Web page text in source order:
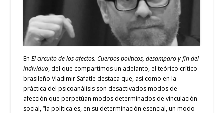
EnEl circuito de los afectos. Cuerpos políticos, desamparo y fin del
individuo, del que compartimos un adelanto, el teórico crítico
brasileño Vladimir Safatle destaca que, así como en la
práctica del psicoanálisis son desactivados modos de
afección que perpetúan modos determinados de vinculación
social, “la política es, en su determinación esencial, un modo